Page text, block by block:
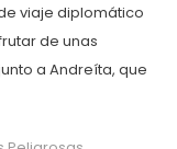
viaje diplomático
de unas
a Andreíta, que